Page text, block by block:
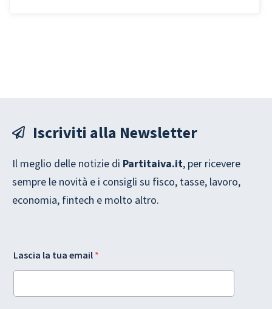
Iscriviti alla Newsletter
Il meglio delle notizie di Partitaiva.it, per ricevere
sempre le novità e i consigli su fisco, tasse, lavoro,
economia, fintech e molto altro.
a
y
Lascia la tua email *